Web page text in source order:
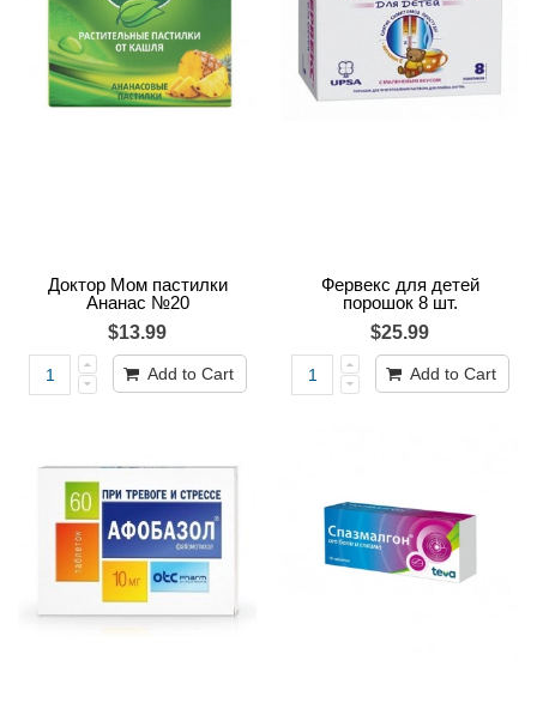
Доктор Мом пастилки
Ананас №20
$13.99
Add to Cart
Фервекс для детей
порошок 8 шт.
$25.99
Add to Cart